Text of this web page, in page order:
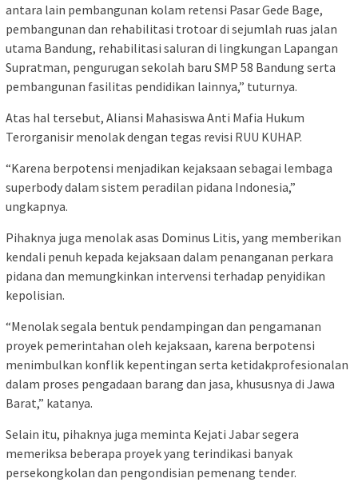
antara lain pembangunan kolam retensi Pasar Gede Bage,
pembangunan dan rehabilitasi trotoar di sejumlah ruas jalan
utama Bandung, rehabilitasi saluran di lingkungan Lapangan
Supratman, pengurugan sekolah baru SMP 58 Bandung serta
pembangunan fasilitas pendidikan lainnya,” tuturnya.
Atas hal tersebut, Aliansi Mahasiswa Anti Mafia Hukum
Terorganisir menolak dengan tegas revisi RUU KUHAP.
“Karena berpotensi menjadikan kejaksaan sebagai lembaga
superbody dalam sistem peradilan pidana Indonesia,”
ungkapnya.
Pihaknya juga menolak asas Dominus Litis, yang memberikan
kendali penuh kepada kejaksaan dalam penanganan perkara
pidana dan memungkinkan intervensi terhadap penyidikan
kepolisian.
“Menolak segala bentuk pendampingan dan pengamanan
proyek pemerintahan oleh kejaksaan, karena berpotensi
menimbulkan konflik kepentingan serta ketidakprofesionalan
dalam proses pengadaan barang dan jasa, khususnya di Jawa
Barat,” katanya.
Selain itu, pihaknya juga meminta Kejati Jabar segera
memeriksa beberapa proyek yang terindikasi banyak
persekongkolan dan pengondisian pemenang tender.